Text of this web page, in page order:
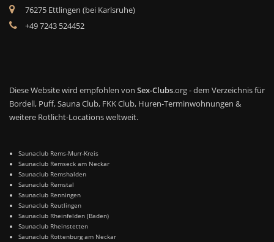
76275 Ettlingen (bei Karlsruhe)
+49 7243 524452
Diese Website wird empfohlen von Sex-Clubs.org - dem Verzeichnis für
Bordell, Puff, Sauna Club, FKK Club, Huren-Terminwohnungen &
weitere Rotlicht-Locations weltweit.
Saunaclub Rems-Murr-Kreis
Saunaclub Remseck am Neckar
Saunaclub Remshalden
Saunaclub Remstal
Saunaclub Renningen
Saunaclub Reutlingen
Saunaclub Rheinfelden (Baden)
Saunaclub Rheinstetten
Saunaclub Rottenburg am Neckar